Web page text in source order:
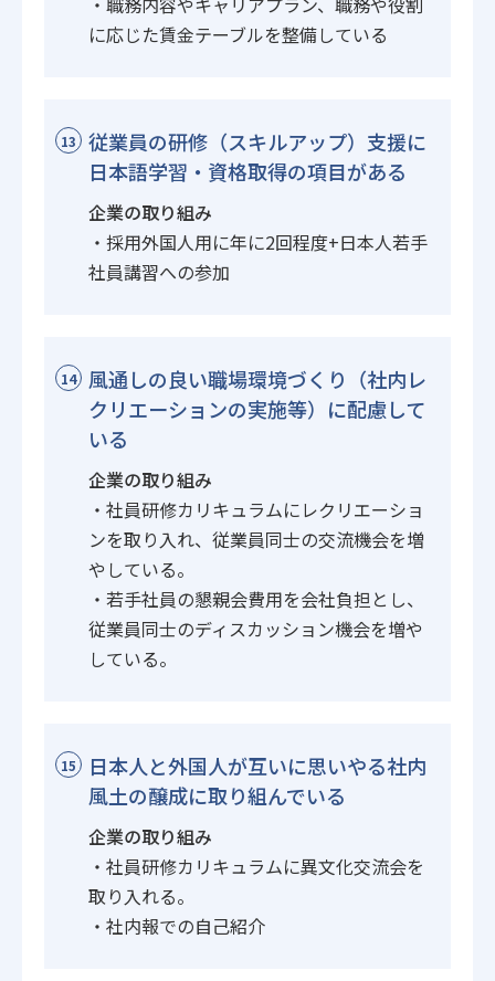
に応じた賃金テーブルを整備している
13
従業員の研修（スキルアップ）支援に
日本語学習・資格取得の項目がある
企業の取り組み
・採用外国人用に年に2回程度+日本人若手
社員講習への参加
14
風通しの良い職場環境づくり（社内レ
クリエーションの実施等）に配慮して
いる
企業の取り組み
・社員研修カリキュラムにレクリエーショ
ンを取り入れ、従業員同士の交流機会を増
やしている。
・若手社員の懇親会費用を会社負担とし、
従業員同士のディスカッション機会を増や
している。
15
日本人と外国人が互いに思いやる社内
風土の醸成に取り組んでいる
企業の取り組み
・社員研修カリキュラムに異文化交流会を
取り入れる。
・社内報での自己紹介